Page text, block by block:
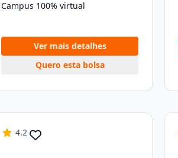
Campus 100% virtual
Ver mais detalhes
Quero esta bolsa
4.2